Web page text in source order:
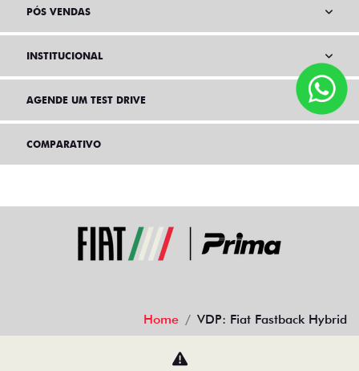
PÓS VENDAS
INSTITUCIONAL
AGENDE UM TEST DRIVE
COMPARATIVO
Home VDP: Fiat Fastback Hybrid
Desacelere. Seu bem maior é a vida.